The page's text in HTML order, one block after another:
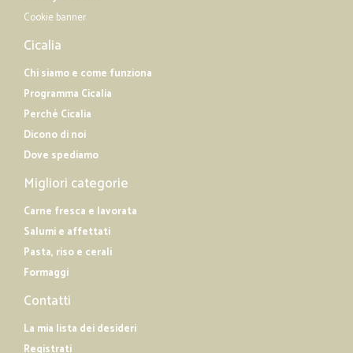
Cookie banner
Cicalia
Chi siamo e come funziona
Programma Cicalia
Perché Cicalia
Dicono di noi
Dove spediamo
Migliori categorie
Carne fresca e lavorata
Salumi e affettati
Pasta, riso e cerali
Formaggi
Contatti
La mia lista dei desideri
Registrati